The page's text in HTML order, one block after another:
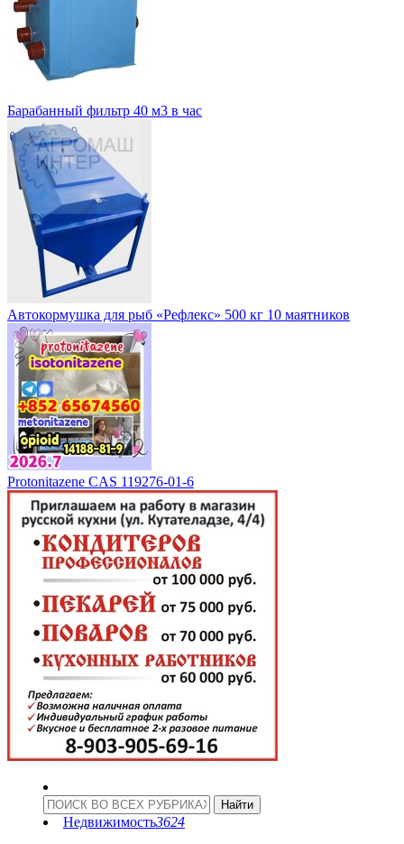
Барабанный фильтр 40 м3 в час
Автокормушка для рыб «Рефлекс» 500 кг 10 маятников
Protonitazene CAS 119276-01-6
Недвижимость3624